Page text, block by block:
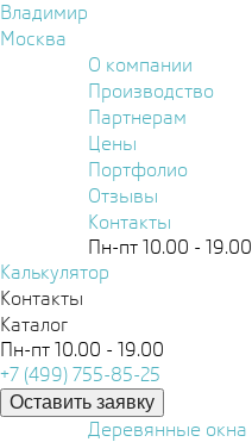
Владимир
Москва
О компании
Производство
Партнерам
Цены
Портфолио
Отзывы
Контакты
Пн-пт 10.00 - 19.00
Калькулятор
Контакты
Каталог
Пн-пт 10.00 - 19.00
+7 (499) 755-85-25
Оставить заявку
Деревянные окна